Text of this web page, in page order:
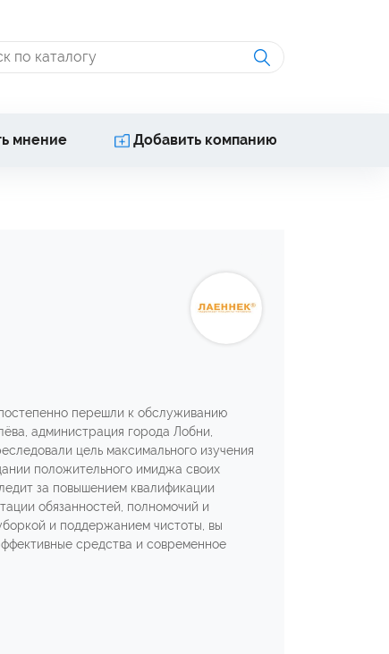
мнение Добавить компанию
перешли к обслуживанию
администрация города Лобни,
цель максимального изучения
положительного имиджа своих
за повышением квалификации
обязанностей, полномочий и
и поддержанием чистоты, вы
средства и современное